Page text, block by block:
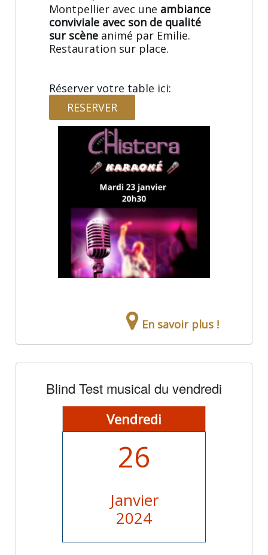
Montpellier avec une ambiance
conviviale avec son de qualité
sur scène animé par Emilie.
Restauration sur place.
Réserver votre table ici:
RESERVER
En savoir plus !
Blind Test musical du vendredi
Vendredi
26
Janvier
2024